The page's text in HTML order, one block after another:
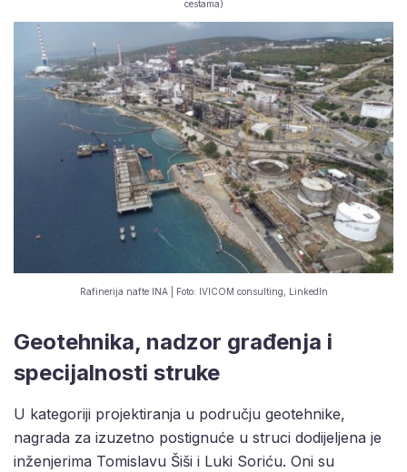
cestama)
Rafinerija nafte INA | Foto: IVICOM consulting, LinkedIn
Geotehnika, nadzor građenja i
specijalnosti struke
U kategoriji projektiranja u području geotehnike,
nagrada za izuzetno postignuće u struci dodijeljena je
inženjerima Tomislavu Šiši i Luki Soriću. Oni su